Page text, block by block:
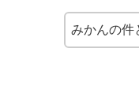
みかんの件